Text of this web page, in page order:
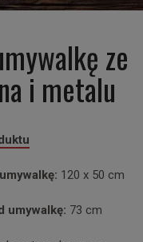
ze
i metalu
120 x 50 cm
umywalkę: 73 cm